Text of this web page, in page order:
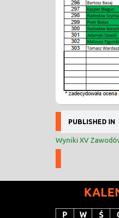
wpisu
PUBLISHED IN
Wyniki XV
P W Ś